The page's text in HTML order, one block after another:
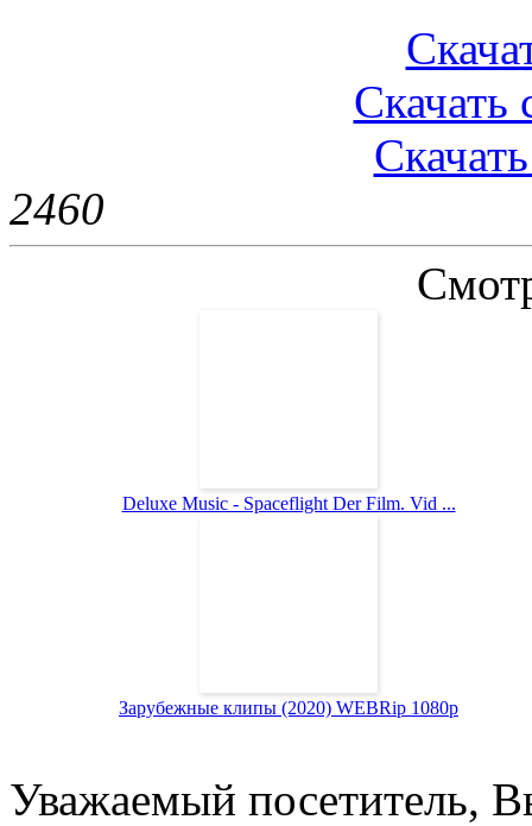
Скачать
2460
Deluxe Music - Spaceflight Der Film. Vid ...
Зарубежные клипы (2020) WEBRip 1080p
Уважаемый посетитель,